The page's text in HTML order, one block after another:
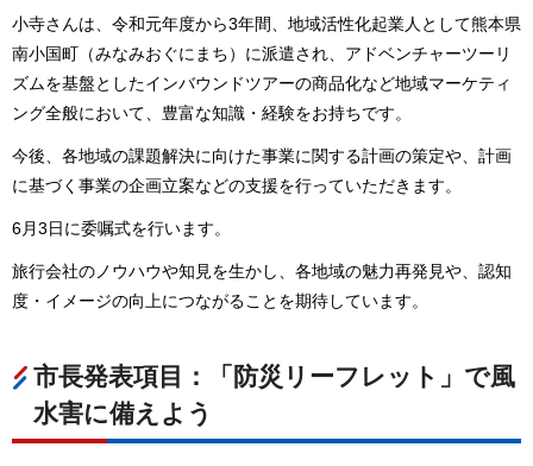
小寺さんは、令和元年度から3年間、地域活性化起業人として熊本県
南小国町（みなみおぐにまち）に派遣され、アドベンチャーツーリ
ズムを基盤としたインバウンドツアーの商品化など地域マーケティ
ング全般において、豊富な知識・経験をお持ちです。
今後、各地域の課題解決に向けた事業に関する計画の策定や、計画
に基づく事業の企画立案などの支援を行っていただきます。
6月3日に委嘱式を行います。
旅行会社のノウハウや知見を生かし、各地域の魅力再発見や、認知
度・イメージの向上につながることを期待しています。
市長発表項目：「防災リーフレット」で風
水害に備えよう